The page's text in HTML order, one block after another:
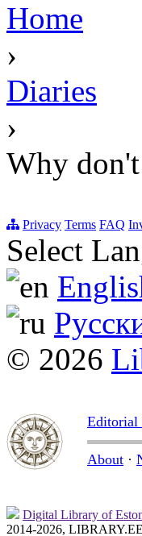
Home
›
Diaries
›
Why
Privacy Terms FAQ
Select
© 2026
Editorial
About ·
Digital Library of
2014-2026,